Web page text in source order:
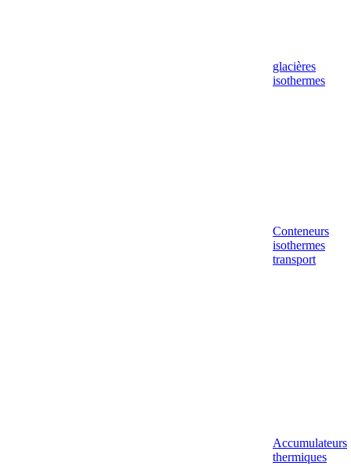
glacières
isothermes
Conteneurs
isothermes
transport
Accumulateurs
thermiques